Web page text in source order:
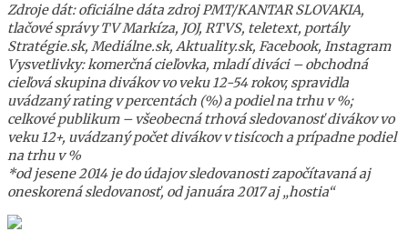
Zdroje dát: oficiálne dáta zdroj PMT/KANTAR SLOVAKIA,
tlačové správy TV Markíza, JOJ, RTVS, teletext, portály
Stratégie.sk, Mediálne.sk, Aktuality.sk, Facebook, Instagram
Vysvetlivky: komerčná cieľovka, mladí diváci – obchodná
cieľová skupina divákov vo veku 12-54 rokov, spravidla
uvádzaný rating v percentách (%) a podiel na trhu v %;
celkové publikum – všeobecná trhová sledovanosť divákov vo
veku 12+, uvádzaný počet divákov v tisícoch a prípadne podiel
na trhu v %
*od jesene 2014 je do údajov sledovanosti započítavaná aj
oneskorená sledovanosť, od januára 2017 aj „hostia“